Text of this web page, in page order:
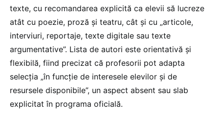
texte, cu recomandarea explicită ca elevii să lucreze
atât cu poezie, proză și teatru, cât și cu „articole,
interviuri, reportaje, texte digitale sau texte
argumentative”. Lista de autori este orientativă și
flexibilă, fiind precizat că profesorii pot adapta
selecția „în funcție de interesele elevilor și de
resursele disponibile”, un aspect absent sau slab
explicitat în programa oficială.